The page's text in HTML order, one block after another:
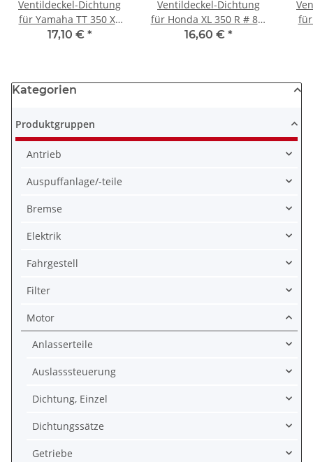
Ventildeckel-Dichtung
für Yamaha TT 350 XT
350 # 30X-11193-00 30X-
17,10 € *
Ventildeckel-Dichtung
für Honda XL 350 R # 85-
88 # 12391-KF0-014
16,60 € *
für
Kategorien
Produktgruppen
Antrieb
Auspuffanlage/-teile
Bremse
Elektrik
Fahrgestell
Filter
Motor
Anlasserteile
Auslasssteuerung
Dichtung, Einzel
Dichtungssätze
Getriebe